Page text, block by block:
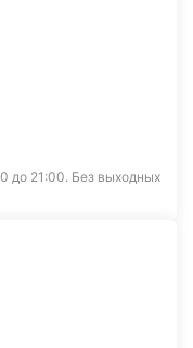
до 21:00. Без выходных